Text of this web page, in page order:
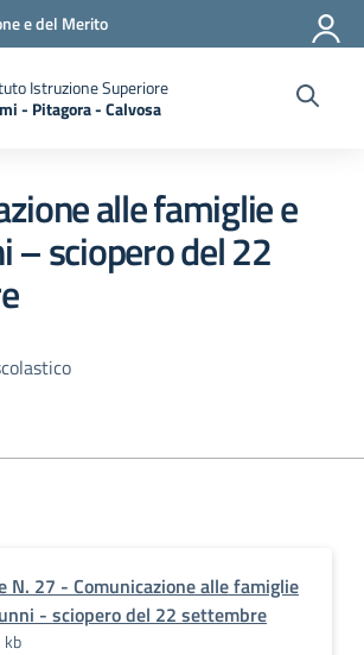
e del Merito
Istruzione Superiore
- Pitagora - Calvosa
la pagina iniziale della scuola
alle famiglie e
– sciopero del 22
N. 27 - Comunicazione alle famiglie
- sciopero del 22 settembre
kb